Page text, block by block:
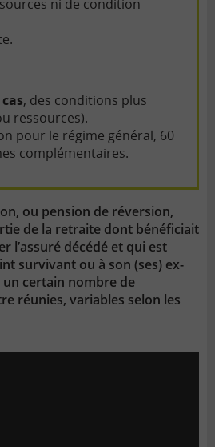
ni de condition
, des conditions plus
ressources).
pour le régime général, 60
complémentaires.
ou pension de réversion,
de la retraite dont bénéficiait
l’assuré décédé et qui est
survivant ou à son (ses) ex-
certain nombre de
réunies, variables selon les